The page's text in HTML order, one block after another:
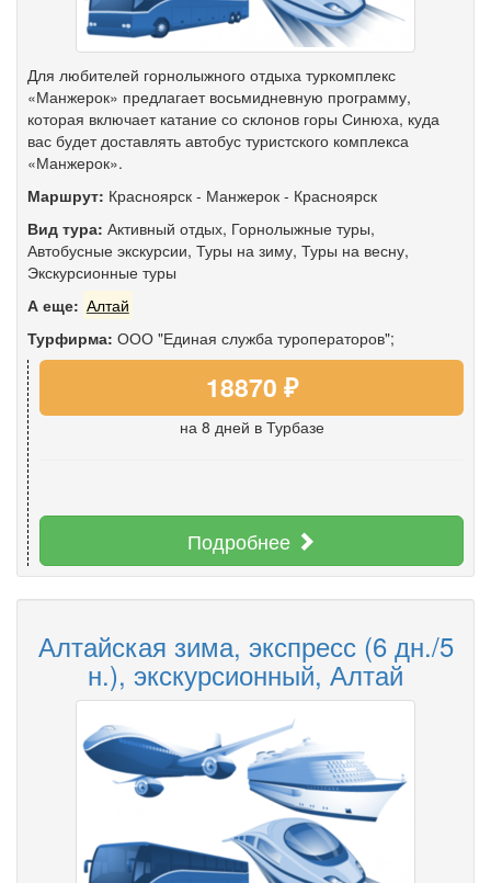
Для любителей горнолыжного отдыха туркомплекс
«Манжерок» предлагает восьмидневную программу,
которая включает катание со склонов горы Синюха, куда
вас будет доставлять автобус туристского комплекса
«Манжерок».
Маршрут: Красноярск - Манжерок - Красноярск
Вид тура: Активный отдых, Горнолыжные туры,
Автобусные экскурсии, Туры на зиму, Туры на весну,
Экскурсионные туры
А еще: Алтай
Турфирма: ООО "Единая служба туроператоров";
18870 ₽
на 8 дней в Турбазе
Подробнее
Алтайская зима, экспресс (6 дн./5
н.), экскурсионный, Алтай